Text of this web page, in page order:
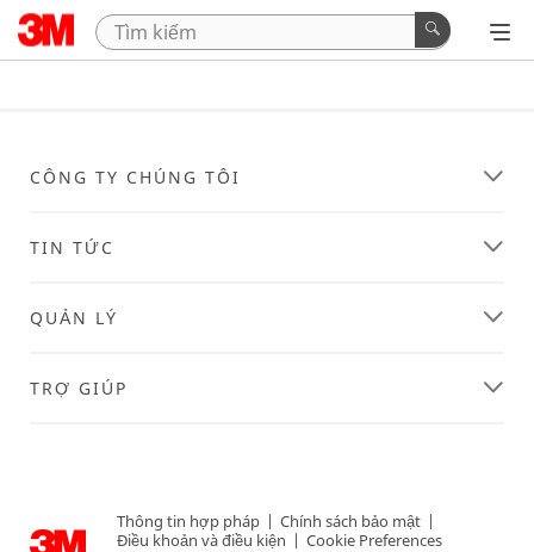
CÔNG TY CHÚNG TÔI
TIN TỨC
QUẢN LÝ
TRỢ GIÚP
Thông tin hợp pháp | Chính sách bảo mật |
Điều khoản và điều kiện | Cookie Preferences